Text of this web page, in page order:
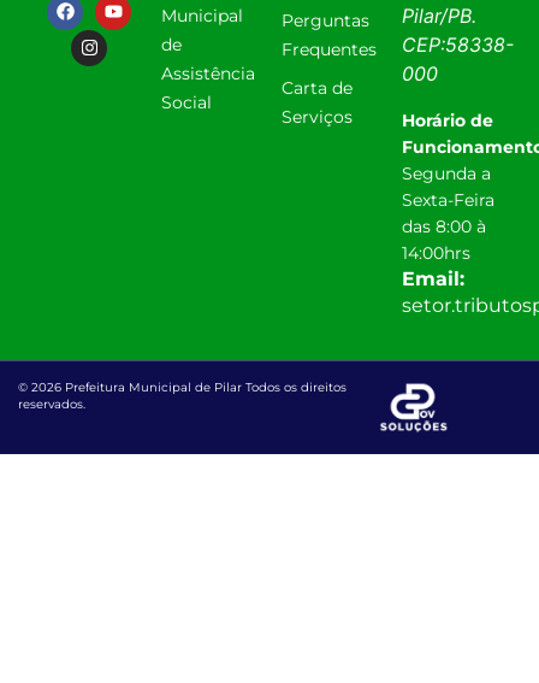
Municipal
de
Assistência
Social
Perguntas
Frequentes
Carta de
Serviços
Pilar/PB.
CEP:58338-
000
Horário de
Segunda a
Sexta-Feira
das 8:00 à
14:00hrs
Email:
© 2026 Prefeitura Municipal de Pilar Todos os direitos
reservados.